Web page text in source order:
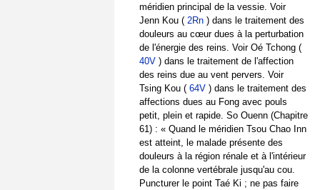
méridien principal de la vessie. Voir
Jenn Kou ( 2Rn ) dans le traitement des
douleurs au cœur dues à la perturbation
de l'énergie des reins. Voir Oé Tchong (
40V ) dans le traitement de l'affection
des reins due au vent pervers. Voir
Tsing Kou (64V ) dans le traitement des
affections dues au Fong avec pouls
petit, plein et rapide. So Ouenn (Chapitre
61) : « Quand le méridien Tsou Chao Inn
est atteint, le malade présente des
douleurs à la région rénale et à l'intérieur
de la colonne vertébrale jusqu'au cou.
Puncturer le point Taé Ki ; ne pas faire